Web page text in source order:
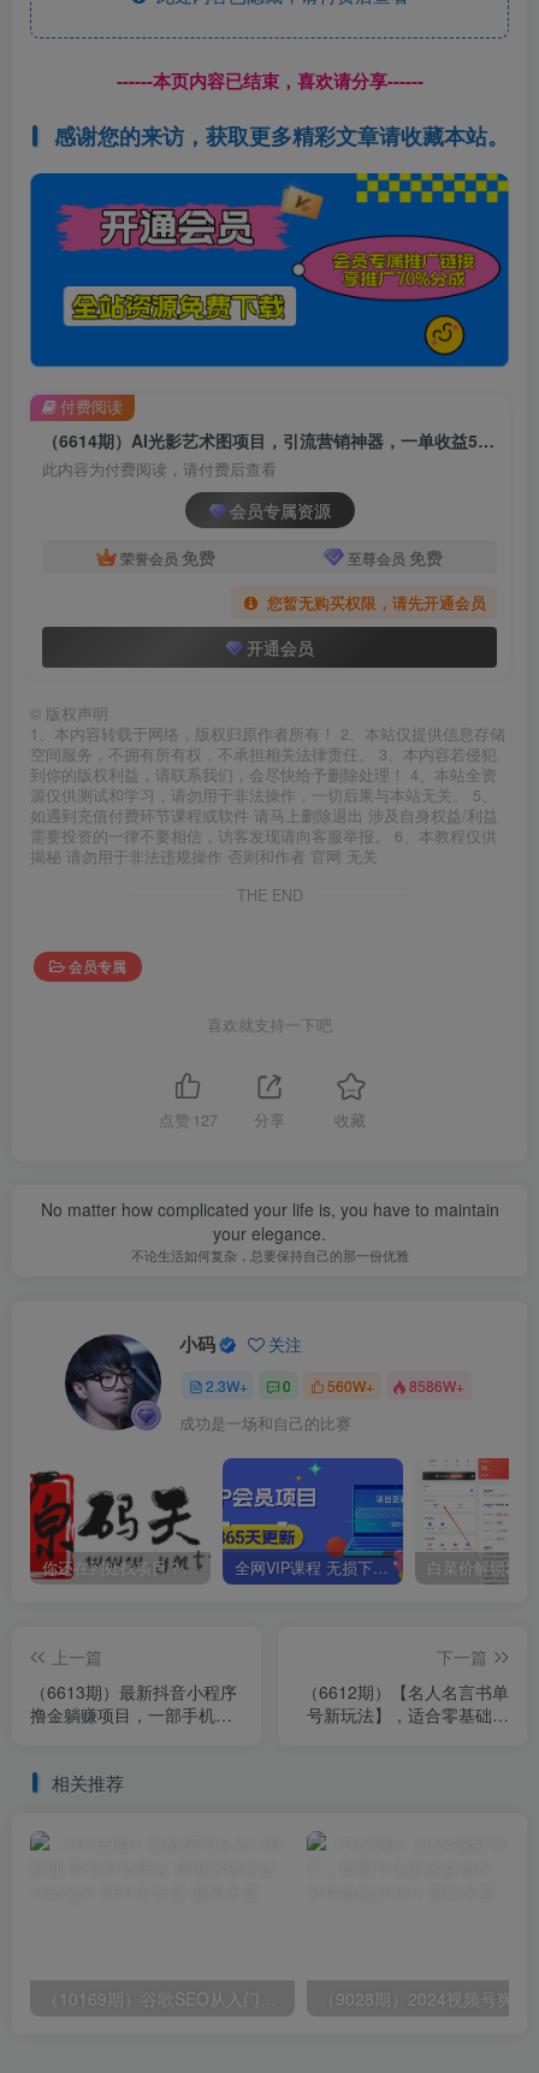
------本页内容已结束，喜欢请分享------
感谢您的来访，获取更多精彩文章请收藏本站。
（6614期）AI光影艺术图项目，引流营销神器，一单收益500+
此内容为付费阅读，请付费后查看
会员专属资源
荣誉会员 免费 至尊会员 免费
您暂无购买权限，请先开通会员
开通会员
付费阅读
© 版权声明
1、本内容转载于网络，版权归原作者所有！ 2、本站仅提供信息存储
空间服务，不拥有所有权，不承担相关法律责任。 3、本内容若侵犯
到你的版权利益，请联系我们，会尽快给予删除处理！ 4、本站全资
源仅供测试和学习，请勿用于非法操作，一切后果与本站无关。 5、
如遇到充值付费环节课程或软件 请马上删除退出 涉及自身权益/利益
需要投资的一律不要相信，访客发现请向客服举报。 6、本教程仅供
揭秘 请勿用于非法违规操作 否则和作者 官网 无关
THE END
会员专属
喜欢就支持一下吧
点赞 127 分享 收藏
No matter how complicated your life is, you have to maintain
your elegance.
不论生活如何复杂，总要保持自己的那一份优雅
小码 关注
2.3W+ 0 560W+ 8586W+
成功是一场和自己的比赛
你还在到处找项目？还在当韭菜？我靠卖项目一个月收入5万+，曾经我也是个失败者。 全网VIP课程 无损下载~
上一篇
（6613期）最新抖音小程序
撸金躺赚项目，一部手机每
下一篇
（6612期）【名人名言书单
号新玩法】，适合零基础的
相关推荐